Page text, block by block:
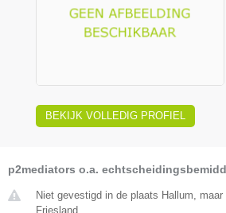
BEKIJK VOLLEDIG PROFIEL
p2mediators o.a.
Niet gevestigd in de plaats Hallum,
Friesland.